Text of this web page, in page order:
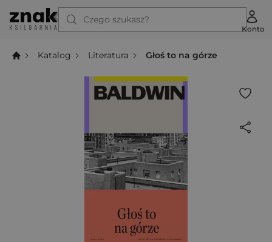
Czego szukasz?
Konto
Katalog Literatura Głoś to na górze